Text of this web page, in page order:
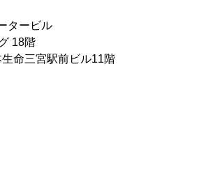
タービル
18階
三宮駅前ビル11階